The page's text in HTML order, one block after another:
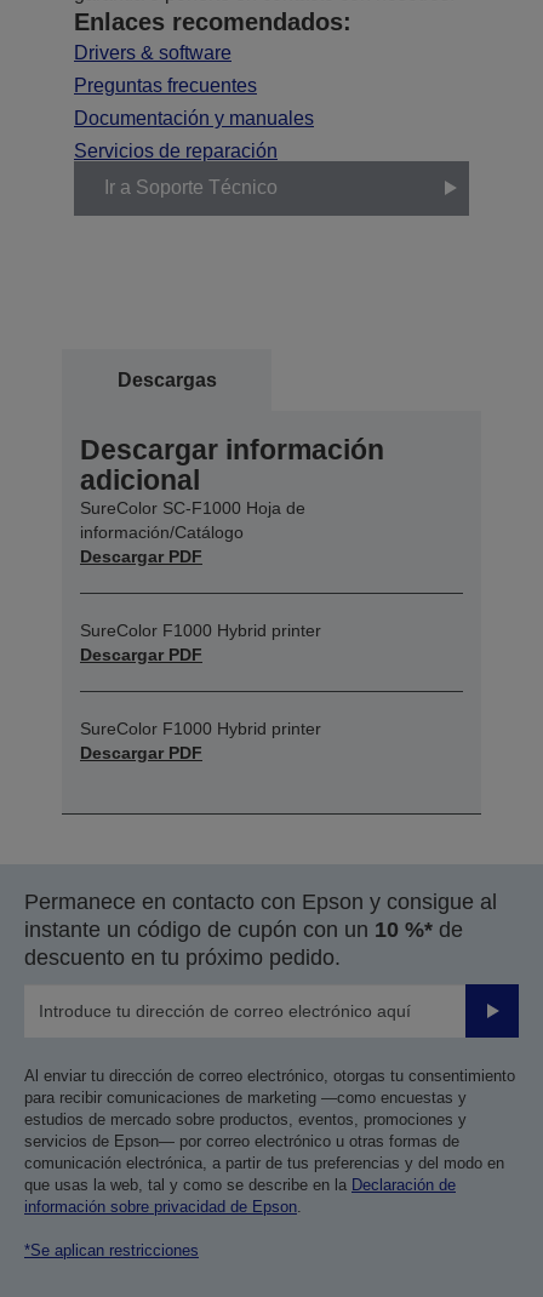
Enlaces recomendados:
Drivers & software
Preguntas frecuentes
Documentación y manuales
Servicios de reparación
Ir a Soporte Técnico
Descargas
Descargar información
adicional
SureColor SC-F1000 Hoja de
información/Catálogo
Descargar PDF
SureColor F1000 Hybrid printer
Descargar PDF
SureColor F1000 Hybrid printer
Descargar PDF
Permanece en contacto con Epson y consigue al
instante un código de cupón con un 10 %* de
descuento en tu próximo pedido.
Enviar
Al enviar tu dirección de correo electrónico, otorgas tu consentimiento
para recibir comunicaciones de marketing —como encuestas y
estudios de mercado sobre productos, eventos, promociones y
servicios de Epson— por correo electrónico u otras formas de
comunicación electrónica, a partir de tus preferencias y del modo en
que usas la web, tal y como se describe en la Declaración de
información sobre privacidad de Epson
*Se aplican restricciones